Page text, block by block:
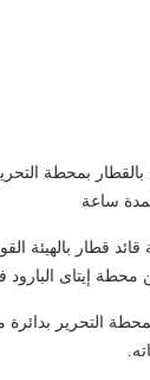
بمحطة
ساعة
محطة إيتاى
التحرير